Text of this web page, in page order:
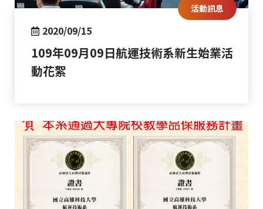
活動訊息
2020/09/15
109年09月09日航運技術系新生始業活
動花絮